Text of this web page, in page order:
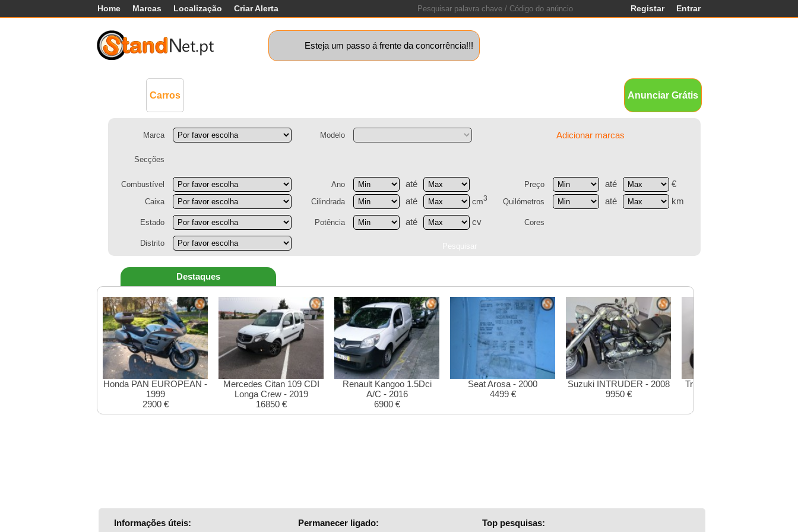
Home Marcas Localização Criar Alerta Entrar
Registar
Esteja um passo á frente da concorrência!!!
Anunciar Grátis
Carros
Marca Modelo Adicionar marcas
Secções
Combustível Ano até Preço até €
Caixa Cilindrada até cm3 Quilómetros até km
Estado Potência até cv Cores
Distrito
Destaques
Honda PAN EUROPEAN -
1999
2900 €
Mercedes Citan 109 CDI
Longa Crew - 2019
16850 €
Renault Kangoo 1.5Dci
A/C - 2016
6900 €
Seat Arosa - 2000
4499 €
Suzuki INTRUDER - 2008
9950 €
Triumph TROPHY - 1999
Informações úteis: Permanecer ligado: Top pesquisas: